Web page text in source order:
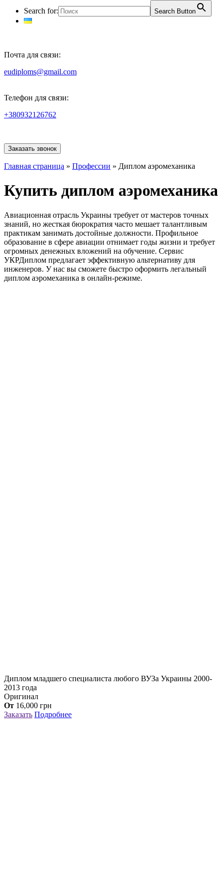
Search for:
Search Button
Почта для связи:
eudiploms@gmail.com
Телефон для связи:
+380932126762
Заказать звонок
Главная страница » Профессии » Диплом аэромеханика
Купить диплом аэромеханика
Авиационная отрасль Украины требует от мастеров точных
знаний, но жесткая бюрократия часто мешает талантливым
практикам занимать достойные должности. Профильное
образование в сфере авиации отнимает годы жизни и требует
огромных денежных вложений на обучение. Сервис
УКРДиплом предлагает эффективную альтернативу для
инженеров. У нас вы сможете быстро оформить легальный
диплом аэромеханика в онлайн-режиме.
Диплом младшего специалиста любого ВУЗа Украины 2000-
2013 года
Оригинал
От 16,000 грн
Заказать Подробнее